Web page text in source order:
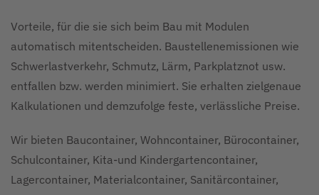
Vorteile, für die sie sich beim Bau mit Modulen
automatisch mitentscheiden. Baustellenemissionen wie
Schwerlastverkehr, Schmutz, Lärm, Parkplatznot usw.
entfallen bzw. werden minimiert. Sie erhalten zielgenaue
Kalkulationen und demzufolge feste, verlässliche Preise.
Wir bieten Baucontainer, Wohncontainer, Bürocontainer,
Schulcontainer, Kita-und Kindergartencontainer,
Lagercontainer, Materialcontainer, Sanitärcontainer,